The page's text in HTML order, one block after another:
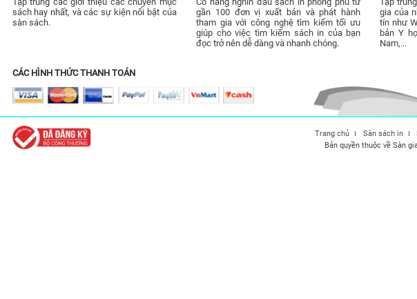
sách hay nhất, và các sự kiện nổi bật của
sàn sách.
gần 100 đơn vị xuất bản và phát hành
tham gia với công nghệ tìm kiếm tối ưu
giúp cho việc tìm kiếm sách in của bạn
đọc trở nên dễ dàng và nhanh chóng.
gia của
tín như
bản Y
Nam,...
CÁC HÌNH THỨC THANH TOÁN
Trang chủ Sàn sách in
Bản quyền thuộc về Sàn